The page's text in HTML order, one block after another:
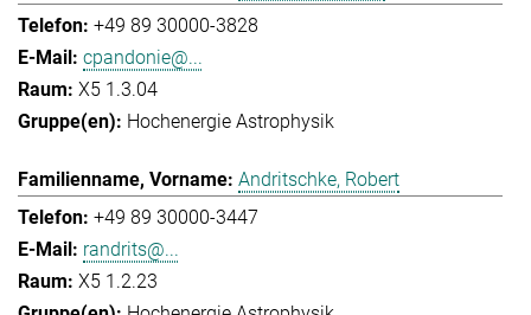
+49 89 30000-3828
cpandonie@...
X5 1.3.04
Hochenergie Astrophysik
Andritschke, Robert
+49 89 30000-3447
randrits@...
X5 1.2.23